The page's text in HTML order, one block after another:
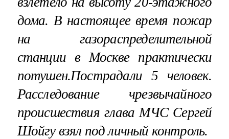
дома. В настоящее время пожар
на газораспределительной
станции в Москве практически
потушен.Пострадали 5 человек.
Расследование чрезвычайного
происшествия глава МЧС Сергей
Шойгу взял под личный контроль.